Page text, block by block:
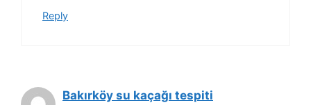
Reply
Bakırköy su kaçağı tespiti